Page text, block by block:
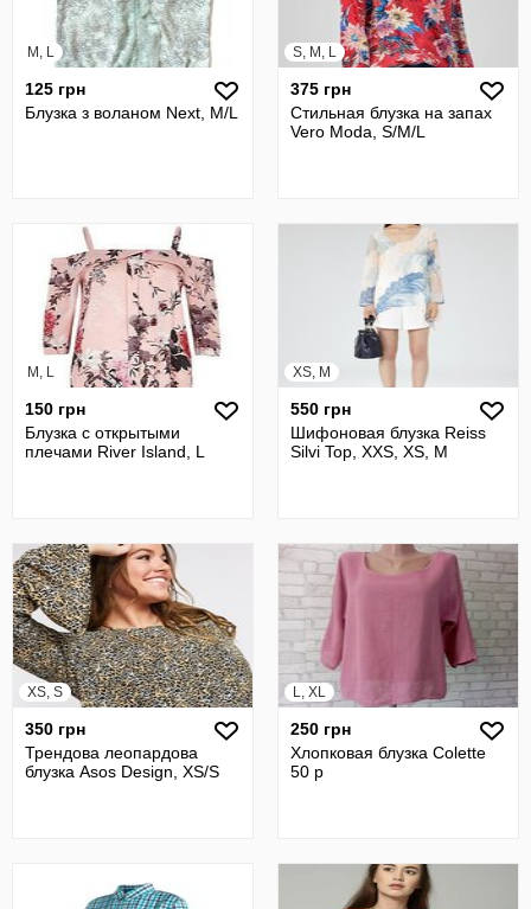
M, L
125 грн
Блузка з воланом Next, M/L
S, M, L
375 грн
Стильная блузка на запах
Vero Moda, S/M/L
M, L
150 грн
Блузка с открытыми
плечами River Island, L
XS, M
550 грн
Шифоновая блузка Reiss
Silvi Top, XXS, XS, M
XS, S
350 грн
Трендова леопардова
блузка Asos Design, XS/S
L, XL
250 грн
Хлопковая блузка Colette
50 р